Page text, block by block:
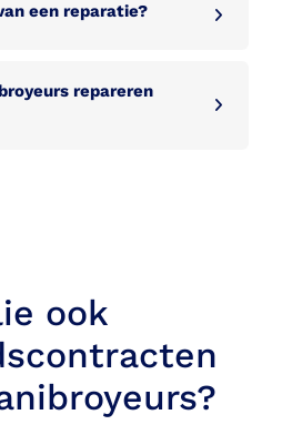
een reparatie?
repareren
ook